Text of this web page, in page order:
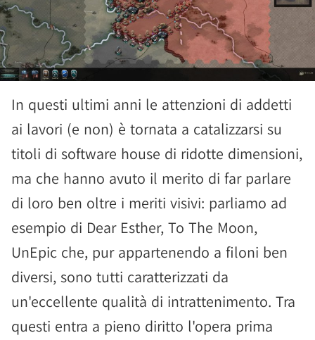
In questi ultimi anni le attenzioni di addetti
ai lavori (e non) è tornata a catalizzarsi su
titoli di software house di ridotte dimensioni,
ma che hanno avuto il merito di far parlare
di loro ben oltre i meriti visivi: parliamo ad
esempio di Dear Esther, To The Moon,
UnEpic che, pur appartenendo a filoni ben
diversi, sono tutti caratterizzati da
un'eccellente qualità di intrattenimento. Tra
questi entra a pieno diritto l'opera prima